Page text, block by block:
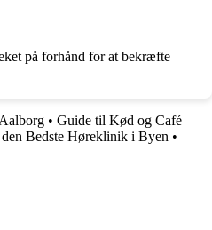
på forhånd for at bekræfte
• Guide til Kød og Café
Bedste Høreklinik i Byen •